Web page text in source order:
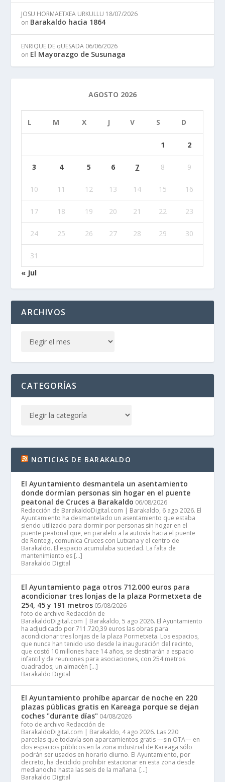
JOSU HORMAETXEA URKULLU 18/07/2026
on Barakaldo hacia 1864
ENRIQUE DE qUESADA 06/06/2026
on El Mayorazgo de Susunaga
AGOSTO 2026
L M X J V S D
1 2
3 4 5 6 7 8 9
10 11 12 13 14 15 16
17 18 19 20 21 22 23
24 25 26 27 28 29 30
31
« Jul
ARCHIVOS
CATEGORÍAS
NOTICIAS DE BARAKALDO
El Ayuntamiento desmantela un asentamiento
donde dormían personas sin hogar en el puente
peatonal de Cruces a Barakaldo 06/08/2026
Redacción de BarakaldoDigital.com | Barakaldo, 6 ago 2026. El
Ayuntamiento ha desmantelado un asentamiento que estaba
siendo utilizado para dormir por personas sin hogar en el
puente peatonal que, en paralelo a la autovía hacia el puente
de Rontegi, comunica Cruces con Lutxana y el centro de
Barakaldo. El espacio acumulaba suciedad. La falta de
mantenimiento es […]
Barakaldo Digital
El Ayuntamiento paga otros 712.000 euros para
acondicionar tres lonjas de la plaza Pormetxeta de
254, 45 y 191 metros 05/08/2026
foto de archivo Redacción de
BarakaldoDigital.com | Barakaldo, 5 ago 2026. El Ayuntamiento
ha adjudicado por 711.720,39 euros las obras para
acondicionar tres lonjas de la plaza Pormetxeta. Los espacios,
que nunca han tenido uso desde la inauguración del recinto,
que costó 10 millones hace 14 años, se destinarán a espacio
infantil y de reuniones para asociaciones, con 254 metros
cuadrados; un almacén […]
Barakaldo Digital
El Ayuntamiento prohíbe aparcar de noche en 220
plazas públicas gratis en Kareaga porque se dejan
coches "durante días" 04/08/2026
foto de archivo Redacción de
BarakaldoDigital.com | Barakaldo, 4 ago 2026. Las 220
parcelas que todavía son aparcamientos gratis —sin OTA— en
dos espacios públicos en la zona industrial de Kareaga sólo
podrán ser usados en horario diurno. El Ayuntamiento, por
decreto, ha decidido prohibir estacionar en esta zona desde
medianoche hasta las seis de la mañana. […]
Barakaldo Digital